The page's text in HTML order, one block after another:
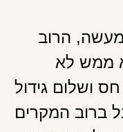
הרוב
ממש לא
ושלום גידול
ברוב המקרים